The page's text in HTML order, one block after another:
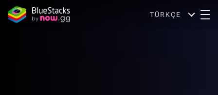
TÜRKÇE